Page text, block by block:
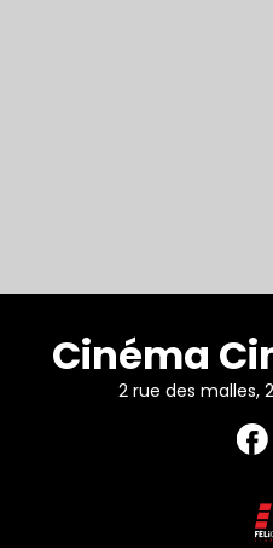
Cinéma
2 rue des malles,